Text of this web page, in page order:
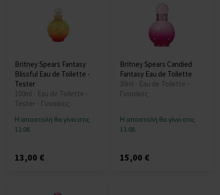
Britney Spears Fantasy
Blissful Eau de Toilette -
Tester
100ml - Eau de Toilette -
Tester - Γυναίκες
Η αποστολή θα γίνει στις
12.08.
13,00 €
Britney Spears Candied
Fantasy Eau de Toilette
30ml - Eau de Toilette -
Γυναίκες
Η αποστολή θα γίνει στις
13.08.
15,00 €